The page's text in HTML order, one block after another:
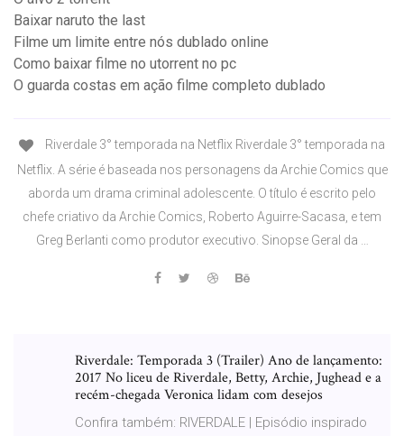
Baixar naruto the last
Filme um limite entre nós dublado online
Como baixar filme no utorrent no pc
O guarda costas em ação filme completo dublado
Riverdale 3° temporada na Netflix Riverdale 3° temporada na
Netflix. A série é baseada nos personagens da Archie Comics que
aborda um drama criminal adolescente. O título é escrito pelo
chefe criativo da Archie Comics, Roberto Aguirre-Sacasa, e tem
Greg Berlanti como produtor executivo. Sinopse Geral da …
Riverdale: Temporada 3 (Trailer) Ano de lançamento:
2017 No liceu de Riverdale, Betty, Archie, Jughead e a
recém-chegada Veronica lidam com desejos
Confira também: RIVERDALE | Episódio inspirado